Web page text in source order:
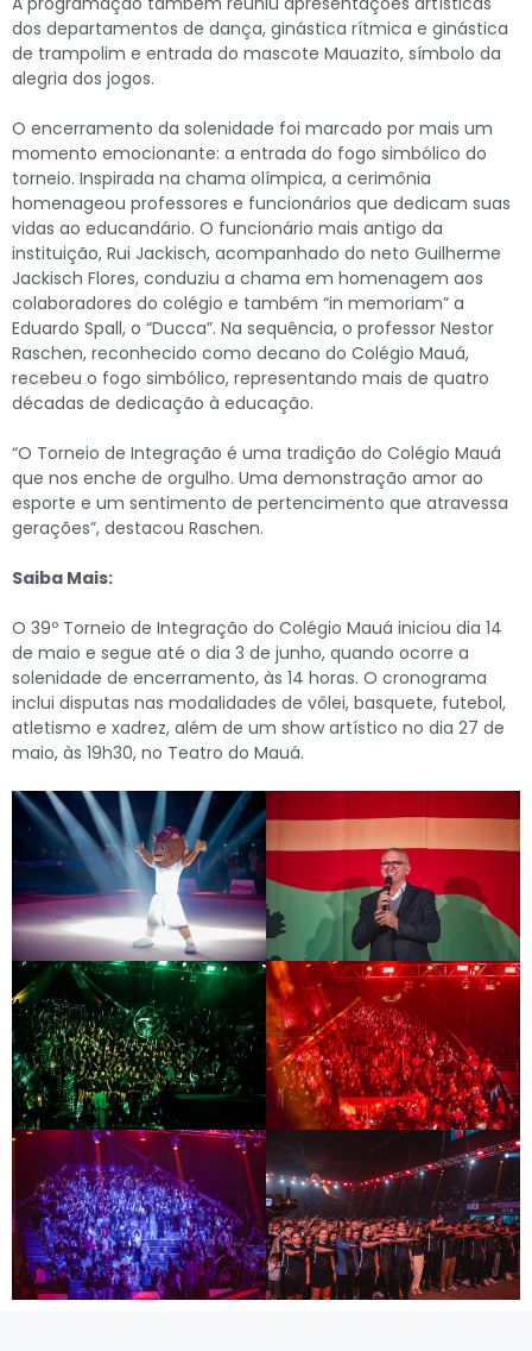
dos departamentos de dança, ginástica rítmica e ginástica
de trampolim e entrada do mascote Mauazito, símbolo da
alegria dos jogos.
O encerramento da solenidade foi marcado por mais um
momento emocionante: a entrada do fogo simbólico do
torneio. Inspirada na chama olímpica, a cerimônia
homenageou professores e funcionários que dedicam suas
vidas ao educandário. O funcionário mais antigo da
instituição, Rui Jackisch, acompanhado do neto Guilherme
Jackisch Flores, conduziu a chama em homenagem aos
colaboradores do colégio e também “in memoriam” a
Eduardo Spall, o “Ducca”. Na sequência, o professor Nestor
Raschen, reconhecido como decano do Colégio Mauá,
recebeu o fogo simbólico, representando mais de quatro
décadas de dedicação à educação.
“O Torneio de Integração é uma tradição do Colégio Mauá
que nos enche de orgulho. Uma demonstração amor ao
esporte e um sentimento de pertencimento que atravessa
gerações”, destacou Raschen.
Saiba Mais:
O 39º Torneio de Integração do Colégio Mauá iniciou dia 14
de maio e segue até o dia 3 de junho, quando ocorre a
solenidade de encerramento, às 14 horas. O cronograma
inclui disputas nas modalidades de vôlei, basquete, futebol,
atletismo e xadrez, além de um show artístico no dia 27 de
maio, às 19h30, no Teatro do Mauá.